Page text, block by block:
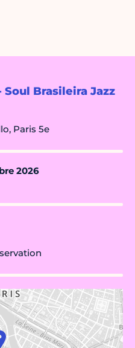
Brasileira Jazz
Paris 5e
2026